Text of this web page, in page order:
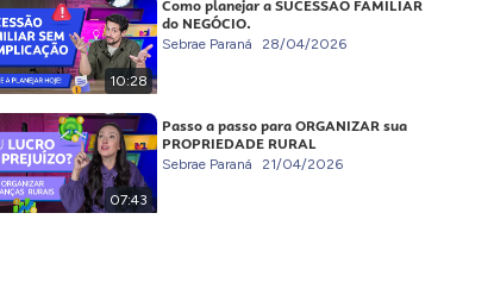
10:28
Como planejar a SUCESSÃO FAMILIAR
do NEGÓCIO.
Sebrae Paraná 28/04/2026
07:43
Passo a passo para ORGANIZAR sua
PROPRIEDADE RURAL
Sebrae Paraná 21/04/2026